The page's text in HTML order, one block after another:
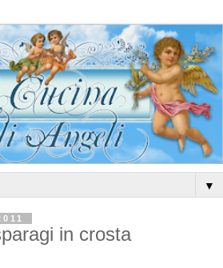
▼
in crosta